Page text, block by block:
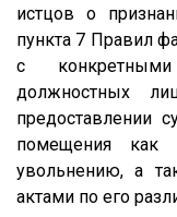
истцов о
пункта 7 Правил
с
должностных
предоставлении
помещения как
увольнению, а
актами по его